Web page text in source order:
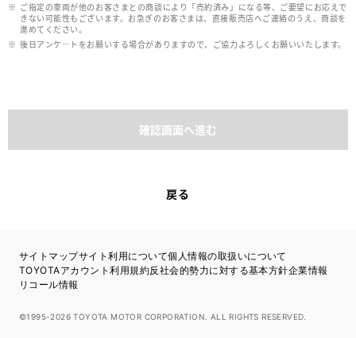
ご指定の車両が他のお客さまとの商談により「売約済み」になる等、ご要望にお応えで
きない可能性もございます。お急ぎのお客さまは、直接販売店へご連絡のうえ、商談を
進めてください。
後日アンケ―トをお願いする場合がありますので、ご協力よろしくお願いいたします。
確認画面へ進む
戻る
サイトマップサイト利用について個人情報の取扱いについて
TOYOTAアカウント利用規約反社会的勢力に対する基本方針企業情報
リコール情報
©1995-2026 TOYOTA MOTOR CORPORATION. ALL RIGHTS RESERVED.